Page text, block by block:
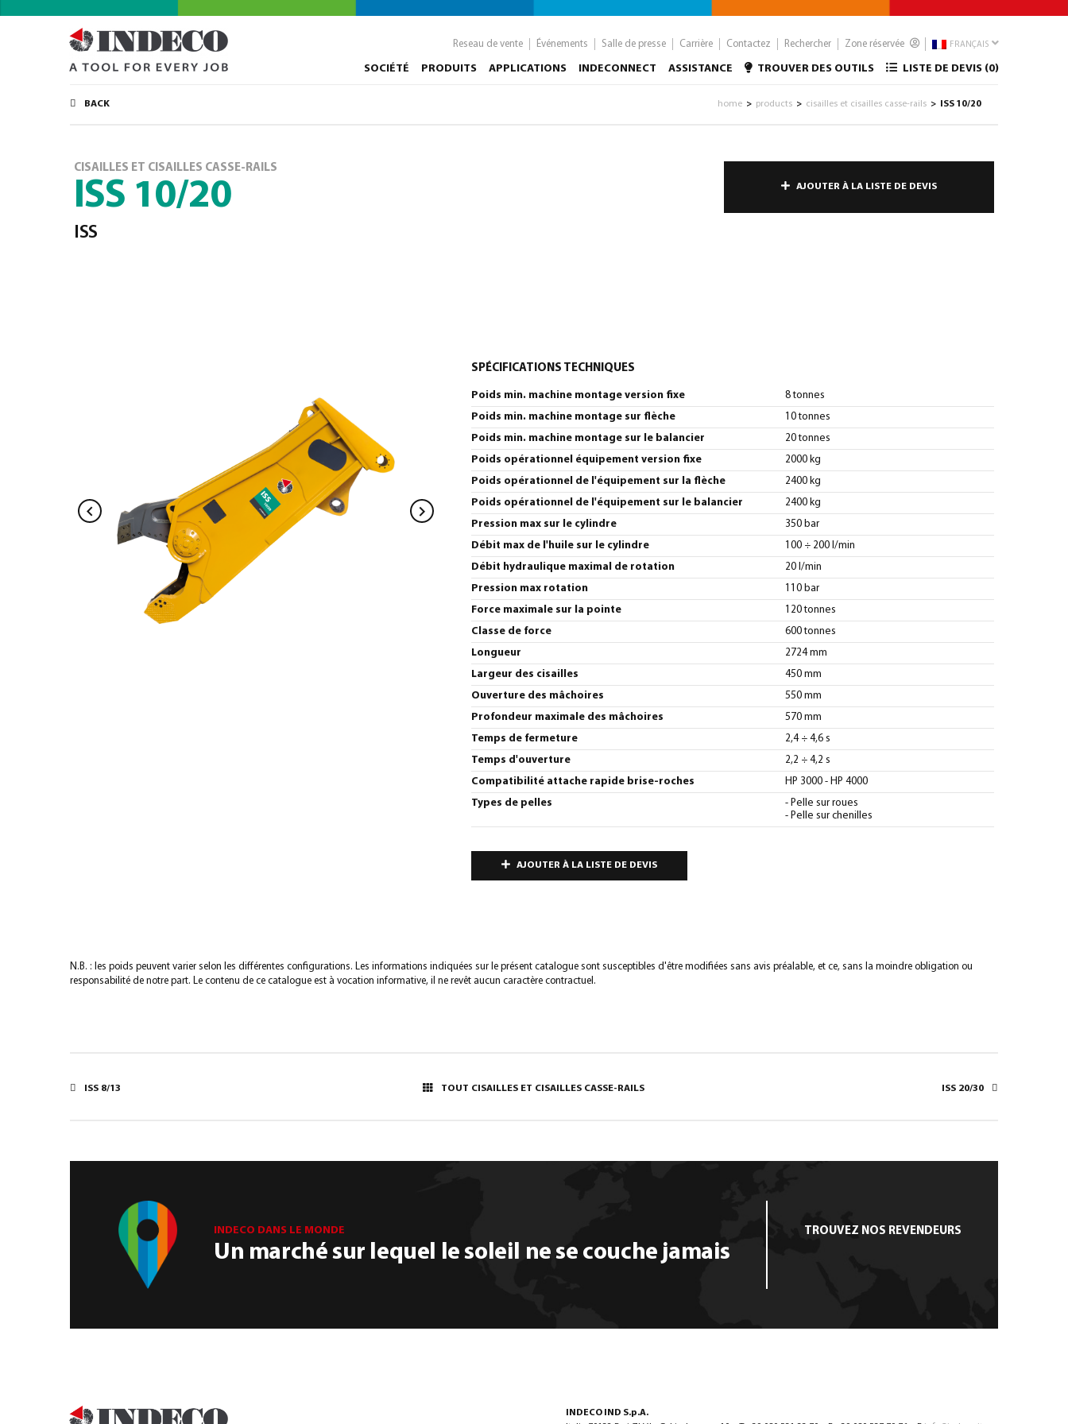
Reseau de vente Événements Salle de presse Carrière Contactez Rechercher Zone réservée FRANÇAIS
SOCIÉTÉ PRODUITS APPLICATIONS INDECONNECT ASSISTANCE TROUVER DES OUTILS LISTE DE DEVIS (0)
BACK home > products > cisailles et cisailles casse-rails > ISS 10/20
CISAILLES ET CISAILLES CASSE-RAILS
ISS 10/20
ISS
AJOUTER À LA LISTE DE DEVIS
SPÉCIFICATIONS TECHNIQUES
Poids min. machine montage version fixe 8 tonnes
Poids min. machine montage sur flèche 10 tonnes
Poids min. machine montage sur le balancier 20 tonnes
Poids opérationnel équipement version fixe 2000 kg
Poids opérationnel de l'équipement sur la flèche 2400 kg
Poids opérationnel de l'équipement sur le balancier 2400 kg
Pression max sur le cylindre 350 bar
Débit max de l'huile sur le cylindre 100 ÷ 200 l/min
Débit hydraulique maximal de rotation 20 l/min
Pression max rotation 110 bar
Force maximale sur la pointe 120 tonnes
Classe de force 600 tonnes
Longueur 2724 mm
Largeur des cisailles 450 mm
Ouverture des mâchoires 550 mm
Profondeur maximale des mâchoires 570 mm
Temps de fermeture 2,4 ÷ 4,6 s
Temps d'ouverture 2,2 ÷ 4,2 s
Compatibilité attache rapide brise-roches HP 3000 - HP 4000
Types de pelles
- Pelle sur roues
- Pelle sur chenilles
AJOUTER À LA LISTE DE DEVIS
N.B. : les poids peuvent varier selon les différentes configurations. Les informations indiquées sur le présent catalogue sont susceptibles d'être modifiées sans avis préalable, et ce, sans la moindre obligation ou
responsabilité de notre part. Le contenu de ce catalogue est à vocation informative, il ne revêt aucun caractère contractuel.
ISS 8/13 TOUT CISAILLES ET CISAILLES CASSE-RAILS ISS 20/30
INDECO DANS LE MONDE
Un marché sur lequel le soleil ne se couche jamais
TROUVEZ NOS REVENDEURS
INDECO IND S.p.A.